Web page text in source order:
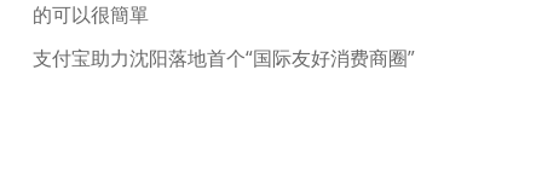
的可以很簡單
支付宝助力沈阳落地首个“国际友好消费商圈”